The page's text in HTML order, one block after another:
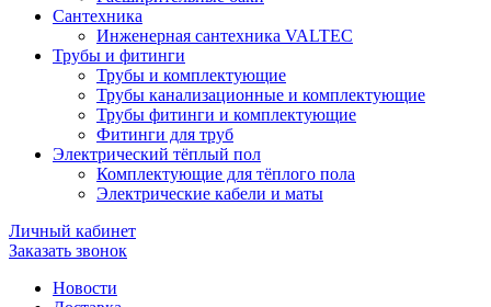
Сантехника
Инженерная сантехника VALTEC
Трубы и фитинги
Трубы и комплектующие
Трубы канализационные и комплектующие
Трубы фитинги и комплектующие
Фитинги для труб
Электрический тёплый пол
Комплектующие для тёплого пола
Электрические кабели и маты
Личный кабинет
Заказать звонок
Новости